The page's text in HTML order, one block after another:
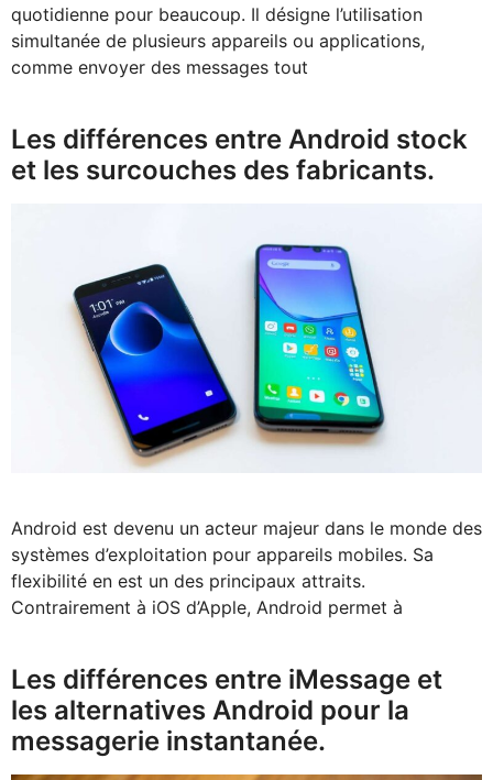
quotidienne pour beaucoup. Il désigne l’utilisation
simultanée de plusieurs appareils ou applications,
comme envoyer des messages tout
Les différences entre Android stock
et les surcouches des fabricants.
Android est devenu un acteur majeur dans le monde des
systèmes d’exploitation pour appareils mobiles. Sa
flexibilité en est un des principaux attraits.
Contrairement à iOS d’Apple, Android permet à
Les différences entre iMessage et
les alternatives Android pour la
messagerie instantanée.